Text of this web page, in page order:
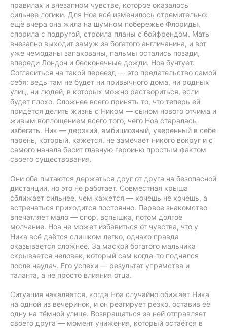
правилах и внезапном чувстве, которое оказалось
сильнее логики. Для Ноа всё изменилось стремительно:
ещё вчера она жила на шумном побережье Флориды,
спорила с подругой, строила планы с бойфрендом. Мать
внезапно выходит замуж за богатого англичанина, и вот
уже чемоданы запакованы, пальмы остались позади,
впереди Лондон и бесконечные дожди. Ноа бунтует.
Согласиться на такой переезд — это предательство самой
себя: ведь там не будет ни привычного дома, ни родных
улиц, ни людей, в которых можно раствориться, если
будет плохо. Сложнее всего принять то, что теперь ей
придётся делить жизнь с Ником — сыном нового отчима и
живым воплощением всего того, чего Ноа старалась
избегать. Ник — дерзкий, амбициозный, уверенный в себе
парень, который, кажется, не замечает никого вокруг и с
самого начала бесит главную героиню простым фактом
своего существования.
Они оба пытаются держаться друг от друга на безопасной
дистанции, но это не работает. Совместная крыша
сближает сильнее, чем кажется — хочешь не хочешь, а
встречаться приходится постоянно. Первое знакомство
впечатляет мало — спор, вспышка, потом долгое
молчание. Ноа не может избавиться от чувства, что у
Ника всё даётся слишком легко, однако правда
оказывается сложнее. За маской богатого мальчика
скрывается человек, который сам когда-то поднялся
после неудач. Его успехи — результат упрямства и
таланта, а не просто влияния отца.
Ситуация накаляется, когда Ноа случайно обижает Ника
на одной из вечеринок, и он реагирует резко, оставив её
одну на тёмной улице. Возвращаться за ней отправляет
своего друга — момент унижения, который остаётся в